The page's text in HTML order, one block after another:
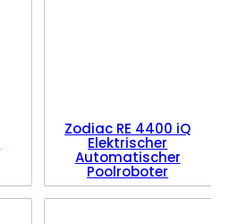
Zodiac RE 4400 iQ
Elektrischer
Automatischer
Poolroboter